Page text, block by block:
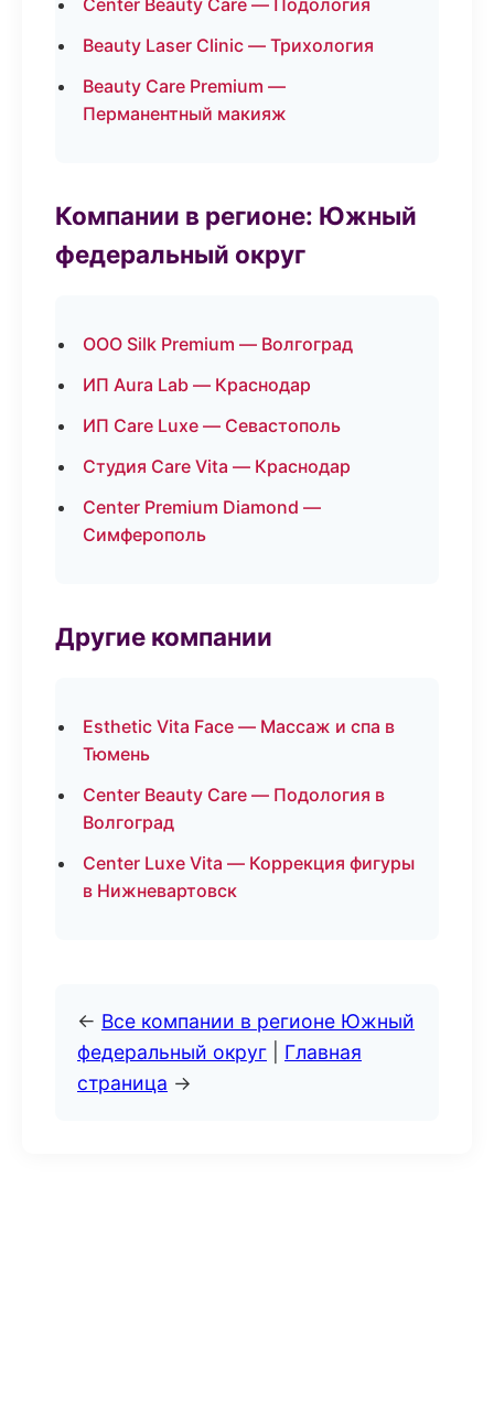
Center Beauty Care — Подология
Beauty Laser Clinic — Трихология
Beauty Care Premium —
Перманентный макияж
Компании в регионе: Южный
федеральный округ
ООО Silk Premium — Волгоград
ИП Aura Lab — Краснодар
ИП Care Luxe — Севастополь
Студия Care Vita — Краснодар
Center Premium Diamond —
Симферополь
Другие компании
Esthetic Vita Face — Массаж и спа в
Тюмень
Center Beauty Care — Подология в
Волгоград
Center Luxe Vita — Коррекция фигуры
в Нижневартовск
← Все компании в регионе Южный
федеральный округ
Главная
страница →